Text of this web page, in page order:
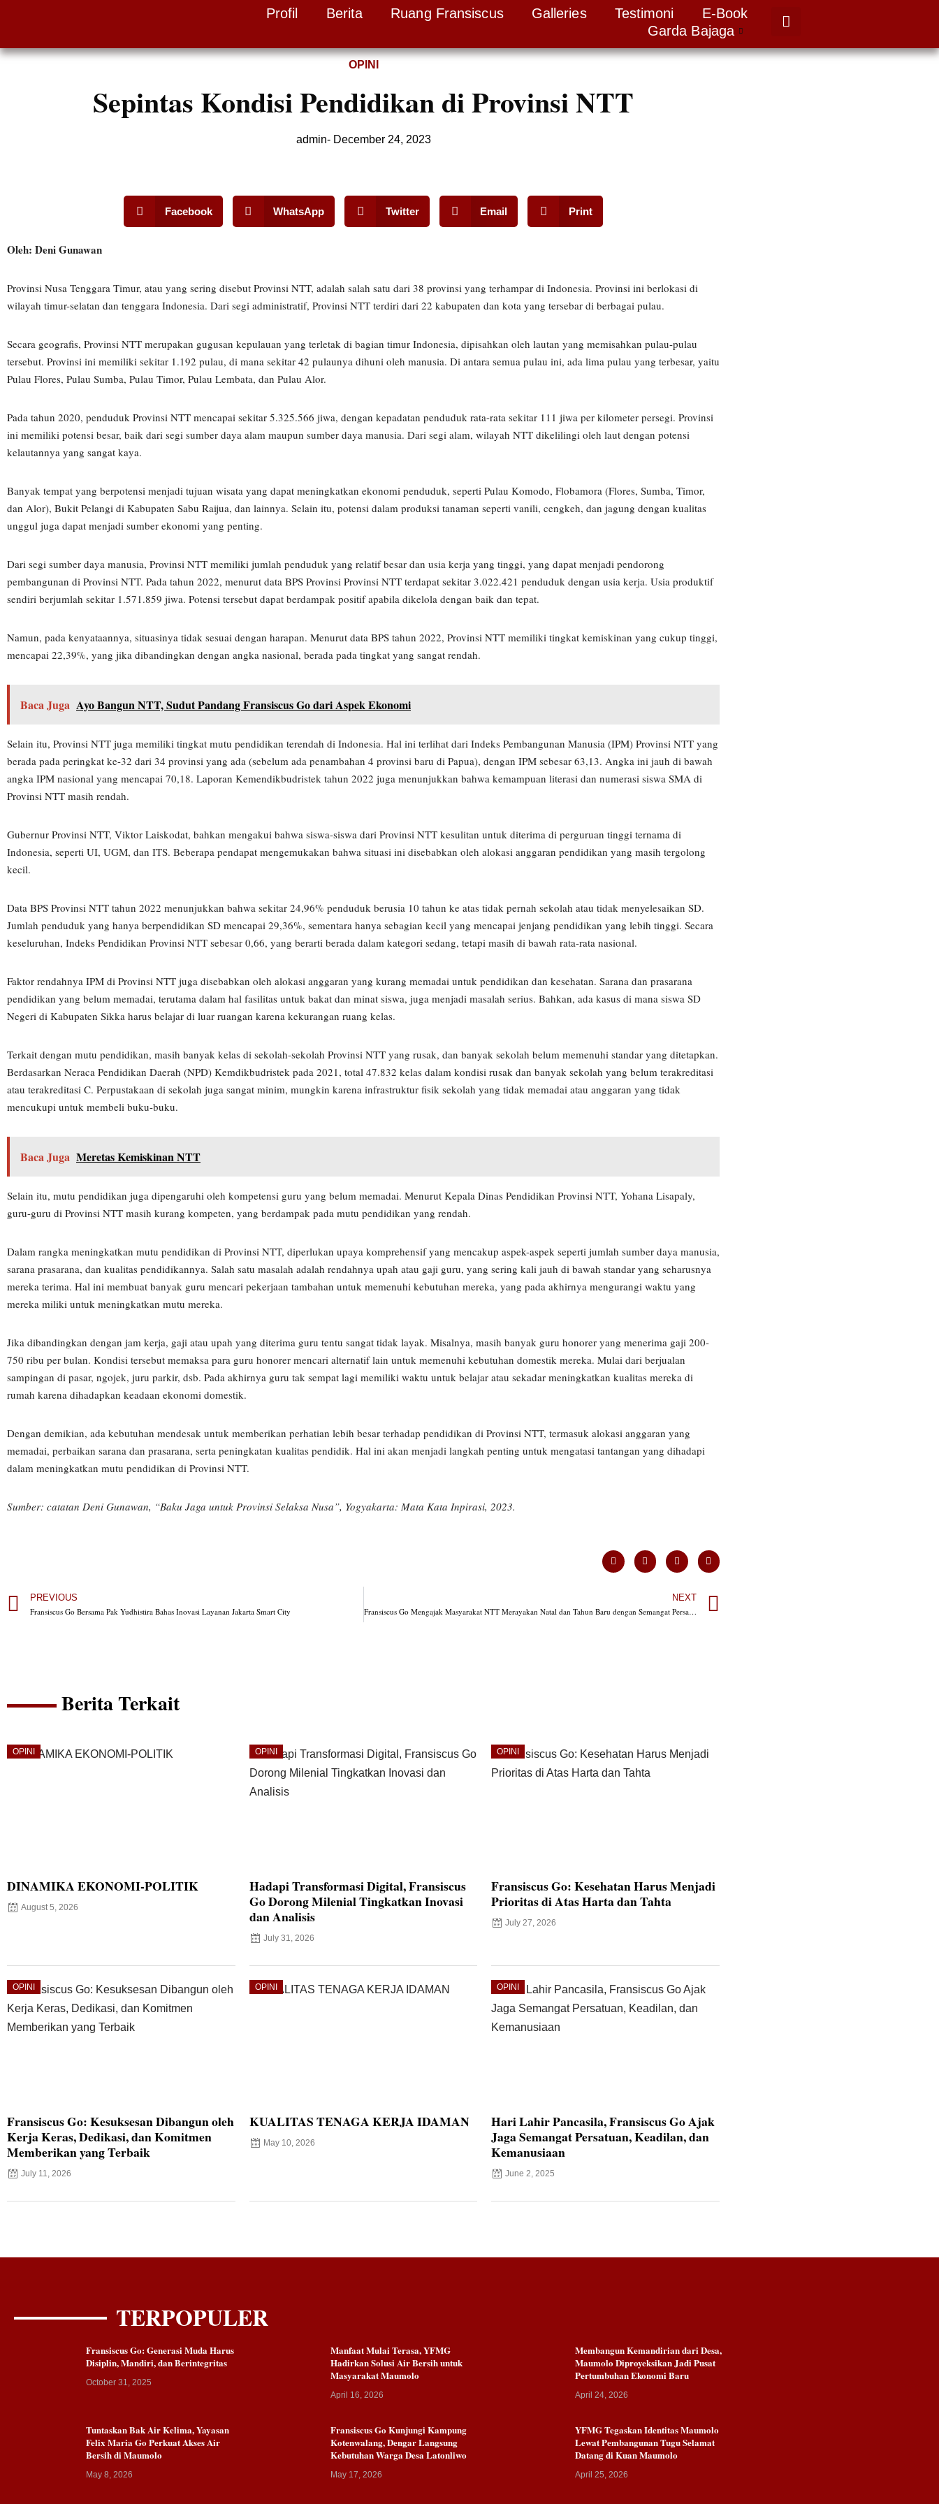
to
Profil Berita Ruang Fransiscus Galleries Testimoni
E-Book
Garda Bajaga
OPINI
Sepintas Kondisi Pendidikan di Provinsi NTT
admin- December 24, 2023
Facebook WhatsApp Twitter Email Print
Oleh: Deni Gunawan
Provinsi Nusa Tenggara Timur, atau yang sering disebut Provinsi NTT, adalah salah satu dari 38 provinsi yang terhampar di Indonesia. Provinsi ini berlokasi di
wilayah timur-selatan dan tenggara Indonesia. Dari segi administratif, Provinsi NTT terdiri dari 22 kabupaten dan kota yang tersebar di berbagai pulau.
Secara geografis, Provinsi NTT merupakan gugusan kepulauan yang terletak di bagian timur Indonesia, dipisahkan oleh lautan yang memisahkan pulau-pulau
tersebut. Provinsi ini memiliki sekitar 1.192 pulau, di mana sekitar 42 pulaunya dihuni oleh manusia. Di antara semua pulau ini, ada lima pulau yang terbesar, yaitu
Pulau Flores, Pulau Sumba, Pulau Timor, Pulau Lembata, dan Pulau Alor.
Pada tahun 2020, penduduk Provinsi NTT mencapai sekitar 5.325.566 jiwa, dengan kepadatan penduduk rata-rata sekitar 111 jiwa per kilometer persegi. Provinsi
ini memiliki potensi besar, baik dari segi sumber daya alam maupun sumber daya manusia. Dari segi alam, wilayah NTT dikelilingi oleh laut dengan potensi
kelautannya yang sangat kaya.
Banyak tempat yang berpotensi menjadi tujuan wisata yang dapat meningkatkan ekonomi penduduk, seperti Pulau Komodo, Flobamora (Flores, Sumba, Timor,
dan Alor), Bukit Pelangi di Kabupaten Sabu Raijua, dan lainnya. Selain itu, potensi dalam produksi tanaman seperti vanili, cengkeh, dan jagung dengan kualitas
unggul juga dapat menjadi sumber ekonomi yang penting.
Dari segi sumber daya manusia, Provinsi NTT memiliki jumlah penduduk yang relatif besar dan usia kerja yang tinggi, yang dapat menjadi pendorong
pembangunan di Provinsi NTT. Pada tahun 2022, menurut data BPS Provinsi Provinsi NTT terdapat sekitar 3.022.421 penduduk dengan usia kerja. Usia produktif
sendiri berjumlah sekitar 1.571.859 jiwa. Potensi tersebut dapat berdampak positif apabila dikelola dengan baik dan tepat.
Namun, pada kenyataannya, situasinya tidak sesuai dengan harapan. Menurut data BPS tahun 2022, Provinsi NTT memiliki tingkat kemiskinan yang cukup tinggi,
mencapai 22,39%, yang jika dibandingkan dengan angka nasional, berada pada tingkat yang sangat rendah.
Baca Juga Ayo Bangun NTT, Sudut Pandang Fransiscus Go dari Aspek Ekonomi
Selain itu, Provinsi NTT juga memiliki tingkat mutu pendidikan terendah di Indonesia. Hal ini terlihat dari Indeks Pembangunan Manusia (IPM) Provinsi NTT yang
berada pada peringkat ke-32 dari 34 provinsi yang ada (sebelum ada penambahan 4 provinsi baru di Papua), dengan IPM sebesar 63,13. Angka ini jauh di bawah
angka IPM nasional yang mencapai 70,18. Laporan Kemendikbudristek tahun 2022 juga menunjukkan bahwa kemampuan literasi dan numerasi siswa SMA di
Provinsi NTT masih rendah.
Gubernur Provinsi NTT, Viktor Laiskodat, bahkan mengakui bahwa siswa-siswa dari Provinsi NTT kesulitan untuk diterima di perguruan tinggi ternama di
Indonesia, seperti UI, UGM, dan ITS. Beberapa pendapat mengemukakan bahwa situasi ini disebabkan oleh alokasi anggaran pendidikan yang masih tergolong
kecil.
Data BPS Provinsi NTT tahun 2022 menunjukkan bahwa sekitar 24,96% penduduk berusia 10 tahun ke atas tidak pernah sekolah atau tidak menyelesaikan SD.
Jumlah penduduk yang hanya berpendidikan SD mencapai 29,36%, sementara hanya sebagian kecil yang mencapai jenjang pendidikan yang lebih tinggi. Secara
keseluruhan, Indeks Pendidikan Provinsi NTT sebesar 0,66, yang berarti berada dalam kategori sedang, tetapi masih di bawah rata-rata nasional.
Faktor rendahnya IPM di Provinsi NTT juga disebabkan oleh alokasi anggaran yang kurang memadai untuk pendidikan dan kesehatan. Sarana dan prasarana
pendidikan yang belum memadai, terutama dalam hal fasilitas untuk bakat dan minat siswa, juga menjadi masalah serius. Bahkan, ada kasus di mana siswa SD
Negeri di Kabupaten Sikka harus belajar di luar ruangan karena kekurangan ruang kelas.
Terkait dengan mutu pendidikan, masih banyak kelas di sekolah-sekolah Provinsi NTT yang rusak, dan banyak sekolah belum memenuhi standar yang ditetapkan.
Berdasarkan Neraca Pendidikan Daerah (NPD) Kemdikbudristek pada 2021, total 47.832 kelas dalam kondisi rusak dan banyak sekolah yang belum terakreditasi
atau terakreditasi C. Perpustakaan di sekolah juga sangat minim, mungkin karena infrastruktur fisik sekolah yang tidak memadai atau anggaran yang tidak
mencukupi untuk membeli buku-buku.
Baca Juga Meretas Kemiskinan NTT
Selain itu, mutu pendidikan juga dipengaruhi oleh kompetensi guru yang belum memadai. Menurut Kepala Dinas Pendidikan Provinsi NTT, Yohana Lisapaly,
guru-guru di Provinsi NTT masih kurang kompeten, yang berdampak pada mutu pendidikan yang rendah.
Dalam rangka meningkatkan mutu pendidikan di Provinsi NTT, diperlukan upaya komprehensif yang mencakup aspek-aspek seperti jumlah sumber daya manusia,
sarana prasarana, dan kualitas pendidikannya. Salah satu masalah adalah rendahnya upah atau gaji guru, yang sering kali jauh di bawah standar yang seharusnya
mereka terima. Hal ini membuat banyak guru mencari pekerjaan tambahan untuk memenuhi kebutuhan mereka, yang pada akhirnya mengurangi waktu yang
mereka miliki untuk meningkatkan mutu mereka.
Jika dibandingkan dengan jam kerja, gaji atau upah yang diterima guru tentu sangat tidak layak. Misalnya, masih banyak guru honorer yang menerima gaji 200-
750 ribu per bulan. Kondisi tersebut memaksa para guru honorer mencari alternatif lain untuk memenuhi kebutuhan domestik mereka. Mulai dari berjualan
sampingan di pasar, ngojek, juru parkir, dsb. Pada akhirnya guru tak sempat lagi memiliki waktu untuk belajar atau sekadar meningkatkan kualitas mereka di
rumah karena dihadapkan keadaan ekonomi domestik.
Dengan demikian, ada kebutuhan mendesak untuk memberikan perhatian lebih besar terhadap pendidikan di Provinsi NTT, termasuk alokasi anggaran yang
memadai, perbaikan sarana dan prasarana, serta peningkatan kualitas pendidik. Hal ini akan menjadi langkah penting untuk mengatasi tantangan yang dihadapi
dalam meningkatkan mutu pendidikan di Provinsi NTT.
Sumber: catatan Deni Gunawan, “Baku Jaga untuk Provinsi Selaksa Nusa”, Yogyakarta: Mata Kata Inpirasi, 2023.
PREVIOUS
Fransiscus Go Bersama Pak Yudhistira Bahas Inovasi Layanan Jakarta Smart City
NEXT
Fransiscus Go Mengajak Masyarakat NTT Merayakan Natal dan Tahun Baru dengan Semangat Persatuan
Berita Terkait
OPINI
DINAMIKA EKONOMI-POLITIK
August 5, 2026
OPINI
Hadapi Transformasi Digital, Fransiscus
Go Dorong Milenial Tingkatkan Inovasi
dan Analisis
July 31, 2026
OPINI
Fransiscus Go: Kesehatan Harus Menjadi
Prioritas di Atas Harta dan Tahta
July 27, 2026
OPINI
Fransiscus Go: Kesuksesan Dibangun oleh
Kerja Keras, Dedikasi, dan Komitmen
Memberikan yang Terbaik
July 11, 2026
OPINI
KUALITAS TENAGA KERJA IDAMAN
May 10, 2026
OPINI
Hari Lahir Pancasila, Fransiscus Go Ajak
Jaga Semangat Persatuan, Keadilan, dan
Kemanusiaan
June 2, 2025
TERPOPULER
Fransiscus Go: Generasi Muda Harus
Disiplin, Mandiri, dan Berintegritas
October 31, 2025
Manfaat Mulai Terasa, YFMG
Hadirkan Solusi Air Bersih untuk
Masyarakat Maumolo
April 16, 2026
Membangun Kemandirian dari Desa,
Maumolo Diproyeksikan Jadi Pusat
Pertumbuhan Ekonomi Baru
April 24, 2026
Tuntaskan Bak Air Kelima, Yayasan
Felix Maria Go Perkuat Akses Air
Bersih di Maumolo
May 8, 2026
Fransiscus Go Kunjungi Kampung
Kotenwalang, Dengar Langsung
Kebutuhan Warga Desa Latonliwo
May 17, 2026
YFMG Tegaskan Identitas Maumolo
Lewat Pembangunan Tugu Selamat
Datang di Kuan Maumolo
April 25, 2026